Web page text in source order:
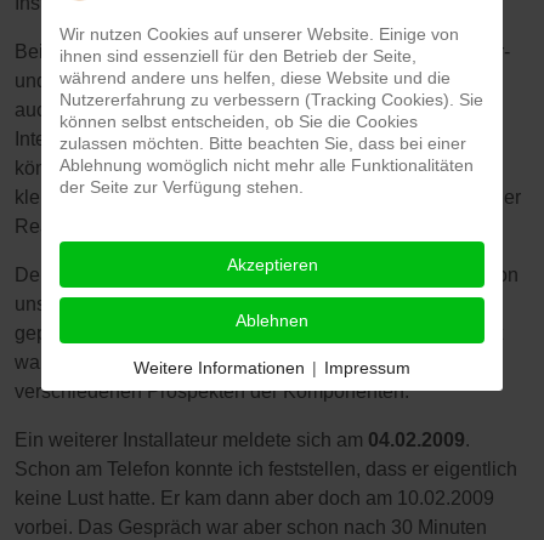
Bei einem intensiven Beratungsgespräch wurden die Vor-
und Nachteile einer Solarthermie aufgezeigt. Es wurde
auch auf die Einsparpotentiale eingegangen, welche im
Internet in fast unendlicher Vielfalt nachgelesen werden
können. Die Zahlen waren übrigens teilweise erheblich
kleiner (wie im Internet dargestellt) und dürften ziemlich der
Realität entsprechen.
Der Installateur machte Fotos im Heizraum und bekam von
uns Kopien vom Bauplan. Natürlich wurde auch der
geplante Montageort der Module besichtigt. Das Angebot
war eine Woche später da. Es war sehr detailliert mit
verschiedenen Prospekten der Komponenten.
Ein weiterer Installateur meldete sich am 04.02.2009.
Schon am Telefon konnte ich feststellen, dass er eigentlich
keine Lust hatte. Er kam dann aber doch am 10.02.2009
vorbei. Das Gespräch war aber schon nach 30 Minuten
Wir nutzen Cookies auf unserer Website. Einige von
ihnen sind essenziell für den Betrieb der Seite,
während andere uns helfen, diese Website und die
Nutzererfahrung zu verbessern (Tracking Cookies). Sie
können selbst entscheiden, ob Sie die Cookies
zulassen möchten. Bitte beachten Sie, dass bei einer
Ablehnung womöglich nicht mehr alle Funktionalitäten
der Seite zur Verfügung stehen.
Akzeptieren
Ablehnen
Weitere Informationen | Impressum